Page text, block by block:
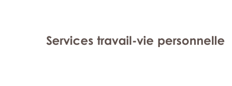
Services travail-vie personnelle